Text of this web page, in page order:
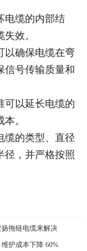
电缆的内部结
效。
以确保电缆在弯
信号传输质量和
可以延长电缆的
。
缆的类型、直径
径，并严格按照
拖链电缆来解决
护成本下降 60%